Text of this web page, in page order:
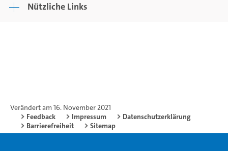
Nützliche Links
Verändert am 16. November 2021
Feedback
Impressum
Datenschutzerklärung
Barrierefreiheit
Sitemap